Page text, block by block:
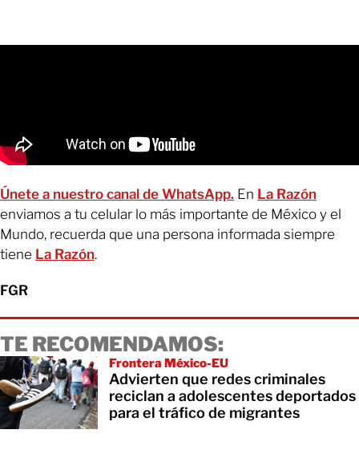
Únete a nuestro canal de WhatsApp. En La Razón
enviamos a tu celular lo más importante de México y el
Mundo, recuerda que una persona informada siempre
tiene La Razón.
FGR
TE RECOMENDAMOS:
Frontera México-EU
Advierten que redes criminales
reciclan a adolescentes deportados
para el tráfico de migrantes